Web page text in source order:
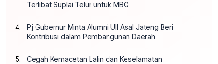
Terlibat Suplai Telur untuk MBG
Pj Gubernur Minta Alumni UII Asal Jateng Beri
Kontribusi dalam Pembangunan Daerah
Cegah Kemacetan Lalin dan Keselamatan